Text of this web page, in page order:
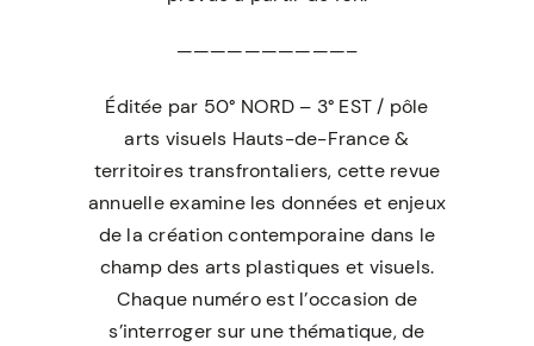
——————————–
Éditée par 50° NORD – 3° EST / pôle
arts visuels Hauts-de-France &
territoires transfrontaliers, cette revue
annuelle examine les données et enjeux
de la création contemporaine dans le
champ des arts plastiques et visuels.
Chaque numéro est l’occasion de
s’interroger sur une thématique, de